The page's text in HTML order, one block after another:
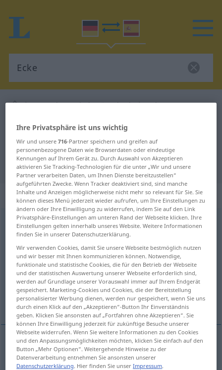
Deutsch-Spanisch Wörterbuch Ecke
Deutsch-Spanisch Übersetzung für
"Ecke"
"Ecke" Spanisch Übersetzung
„Ecke“: Femininum
Ecke [ˈɛkə]f <Ecke;Ecken>
Übersicht aller Übersetzungen
(Für mehr Details die Übersetzung anklicken/antippen)
rincón, esquina esquina, córner
pico, trecho, rincón
rincónm Ecke innen
Ihre Privatsphäre ist uns wichtig
Wir und unsere716-Partner speichern und greifen auf
personenbezogene Daten wie Browserdaten oder eindeutige
Kennungen auf Ihrem Gerät zu. Durch Auswahl von Akzeptieren
aktivieren Sie Tracking-Technologien für die unter „Wir und unsere
Partner verarbeiten Daten, um Ihnen Dienste bereitzustellen“
aufgeführten Zwecke. Wenn Tracker deaktiviert sind, sind manche
Inhalte und Anzeigen möglicherweise nicht mehr so relevant für Sie. Sie
können dieses Menü jederzeit wieder aufrufen, um Ihre Einstellungen zu
ändern oder Ihre Einwilligung zu widerrufen, indem Sie auf den Link
Privatsphäre-Einstellungen am unteren Rand der Webseite klicken. Ihre
Einstellungen gelten innerhalb unseres Website. Weitere Informationen
finden Sie in unserer Datenschutzerklärung.
Wir verwenden Cookies, damit Sie unsere Webseite bestmöglich nutzen
und wir besser mit Ihnen kommunizieren können. Notwendige,
funktionale und statistische Cookies, die für den Betrieb der Webseite
und der statistischen Auswertung unserer Webseite erforderlich sind,
werden auf Grundlage unserer Vorauswahl immer auf Ihrem Endgerät
gespeichert. Marketing-Cookies und Cookies, die der Bereitstellung
personalisierter Werbung dienen, werden nur gespeichert, wenn Sie uns
durch einen Klick auf den „Akzeptieren“-Button Ihr Einverständnis
geben. Klicken Sie ansonsten auf „Fortfahren ohne Akzeptieren“. Sie
können Ihre Einwilligung jederzeit für zukünftige Besuche unserer
Webseite widerrufen. Wenn Sie weitere Informationen zu den Cookies
und den Anpassungsmöglichkeiten möchten, klicken Sie einfach auf den
Button „Mehr Optionen“. Weitergehende Hinweise zu der
Datenverarbeitung entnehmen Sie ansonsten unserer
Datenschutzerklärung. Hier finden Sie unserImpressum.